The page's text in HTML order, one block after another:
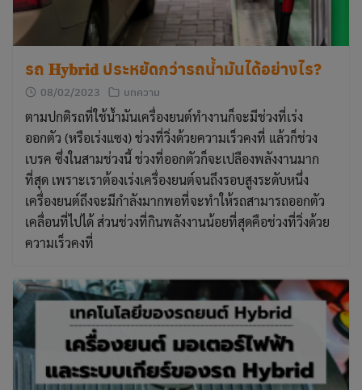
รถ 𝐇𝐲𝐛𝐫𝐢𝐝 ประหยัดกว่ารถน้ำมันได้อย่างไร?
08/02/2023 บทความ
ตามปกติรถที่ใช้น้ำมันเครื่องยนต์ทำงานก็จะมีช่วงที่เร่ง
ออกตัว (หรือเร่งแซง) ช่วงที่วิ่งด้วยความเร็วคงที่ แล้วก็ช่วง
เบรค ซึ่งในสามช่วงนี้ ช่วงที่ออกตัวก็จะเปลืองพลังงานมาก
ที่สุด เพราะเราต้องเร่งเครื่องยนต์จนถึงรอบสูงระดับหนึ่ง
เครื่องยนต์ถึงจะมีกำลังมากพอที่จะทำให้รถสามารถออกตัว
เคลื่อนที่ไปได้ ส่วนช่วงที่กินพลังงานน้อยที่สุดคือช่วงที่วิ่งด้วย
ความเร็วคงที่